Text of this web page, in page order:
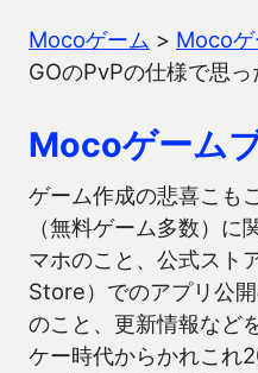
Mocoゲーム > Moco
GOのPvPの仕様で思っ
Mocoゲーム
ゲーム作成の悲喜こも
（無料ゲーム多数）に
マホのこと、公式スト
Store）でのアプリ公
のこと、更新情報など
ケー時代からかれこれ